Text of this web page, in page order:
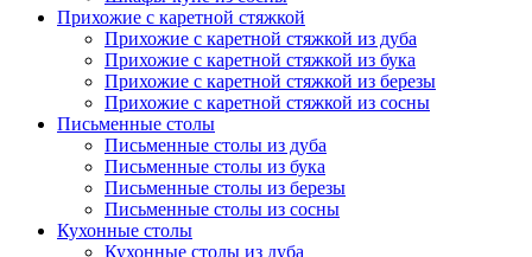
Прихожие с каретной стяжкой
Прихожие с каретной стяжкой из дуба
Прихожие с каретной стяжкой из бука
Прихожие с каретной стяжкой из березы
Прихожие с каретной стяжкой из сосны
Письменные столы
Письменные столы из дуба
Письменные столы из бука
Письменные столы из березы
Письменные столы из сосны
Кухонные столы
Кухонные столы из дуба